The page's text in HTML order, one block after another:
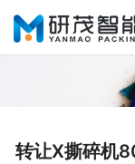
转让X撕碎机